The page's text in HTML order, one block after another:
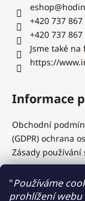
"Používáme
prohlížení webu
eshop@
+420 737 867
+420 737 867
Jsme také na
https://
Informace
Obchodní
(GDPR) ochrana
Zásady používání